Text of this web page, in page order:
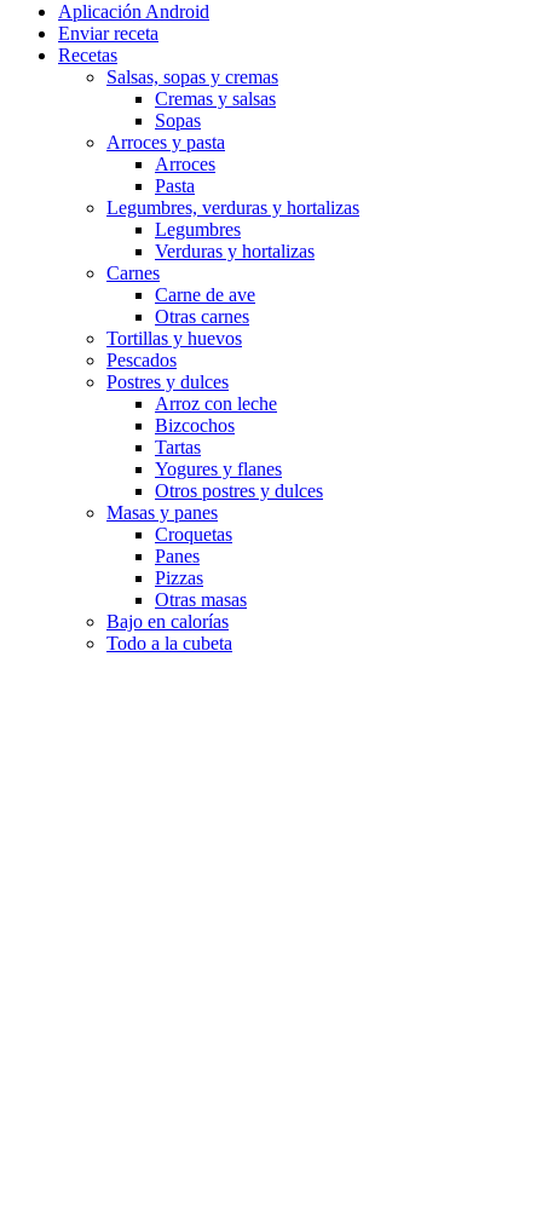
Aplicación Android
Enviar receta
Recetas
Salsas, sopas y cremas
Cremas y salsas
Sopas
Arroces y pasta
Arroces
Pasta
Legumbres, verduras y hortalizas
Legumbres
Verduras y hortalizas
Carnes
Carne de ave
Otras carnes
Tortillas y huevos
Pescados
Postres y dulces
Arroz con leche
Bizcochos
Tartas
Yogures y flanes
Otros postres y dulces
Masas y panes
Croquetas
Panes
Pizzas
Otras masas
Bajo en calorías
Todo a la cubeta